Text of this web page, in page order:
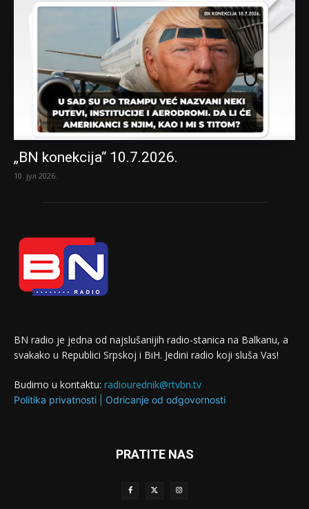
„BN konekcija“ 10.7.2026.
10. јул 2026.
BN radio je jedna od najslušanijih radio-stanica na Balkanu, a
svakako u Republici Srpskoj i BiH. Jedini radio koji sluša Vas!
Budimo u kontaktu: radiourednik@rtvbn.tv
Politika privatnosti Odricanje od odgovornosti
PRATITE NAS